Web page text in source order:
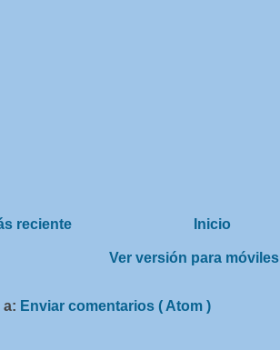
reciente Inicio
Ver versión para móviles
Enviar comentarios ( Atom )